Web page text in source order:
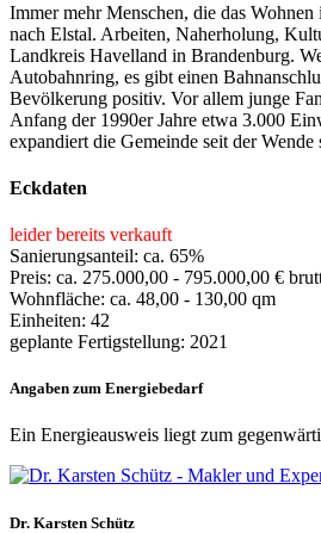
Immer mehr Menschen, die das
nach Elstal. Arbeiten, Naherholung,
Landkreis Havelland in Brandenburg.
Autobahnring, es gibt einen
Bevölkerung positiv. Vor allem junge
Anfang der 1990er Jahre etwa 3.000
expandiert die Gemeinde seit der
Eckdaten
leider bereits verkauft
Sanierungsanteil: ca. 65%
Preis: ca. 275.000,00 - 795.000,00 €
Wohnfläche: ca. 48,00 - 130,00 qm
Einheiten: 42
geplante Fertigstellung: 2021
Angaben zum Energiebedarf
Ein Energieausweis liegt zum
Dr. Karsten Schütz